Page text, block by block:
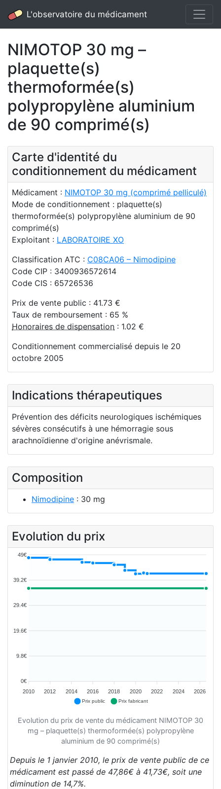
L'observatoire du médicament
NIMOTOP 30 mg –
plaquette(s)
thermoformée(s)
polypropylène aluminium
de 90 comprimé(s)
Carte d'identité du
conditionnement du médicament
Médicament : NIMOTOP 30 mg (comprimé pelliculé)
Mode de conditionnement : plaquette(s)
thermoformée(s) polypropylène aluminium de 90
comprimé(s)
Exploitant : LABORATOIRE XO
Classification ATC : C08CA06 – Nimodipine
Code CIP : 3400936572614
Code CIS : 65726536
Prix de vente public : 41.73 €
Taux de remboursement : 65 %
Honoraires de dispensation : 1.02 €
Conditionnement commercialisé depuis le 20
octobre 2005
Indications thérapeutiques
Prévention des déficits neurologiques ischémiques
sévères consécutifs à une hémorragie sous
arachnoïdienne d'origine anévrismale.
Composition
Nimodipine : 30 mg
Evolution du prix
49€
39.2€
29.4€
19.6€
9.8€
0€
2010
2012 2014 2016 2018 2020 2022 2024 2026
Prix public Prix fabricant
Evolution du prix de vente du médicament NIMOTOP 30
mg – plaquette(s) thermoformée(s) polypropylène
aluminium de 90 comprimé(s)
Depuis le 1 janvier 2010, le prix de vente public de ce
médicament est passé de 47,86€ à 41,73€, soit une
diminution de 14,7%.